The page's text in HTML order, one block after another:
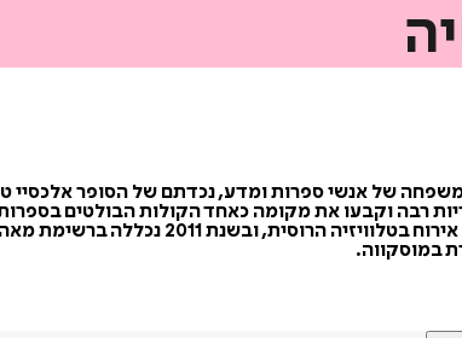
רבה וקבעו את מקומה כאחד הקולות הבולטים
אמריקאיות. מ-2002 הנחתה כעשור
במוסקווה.